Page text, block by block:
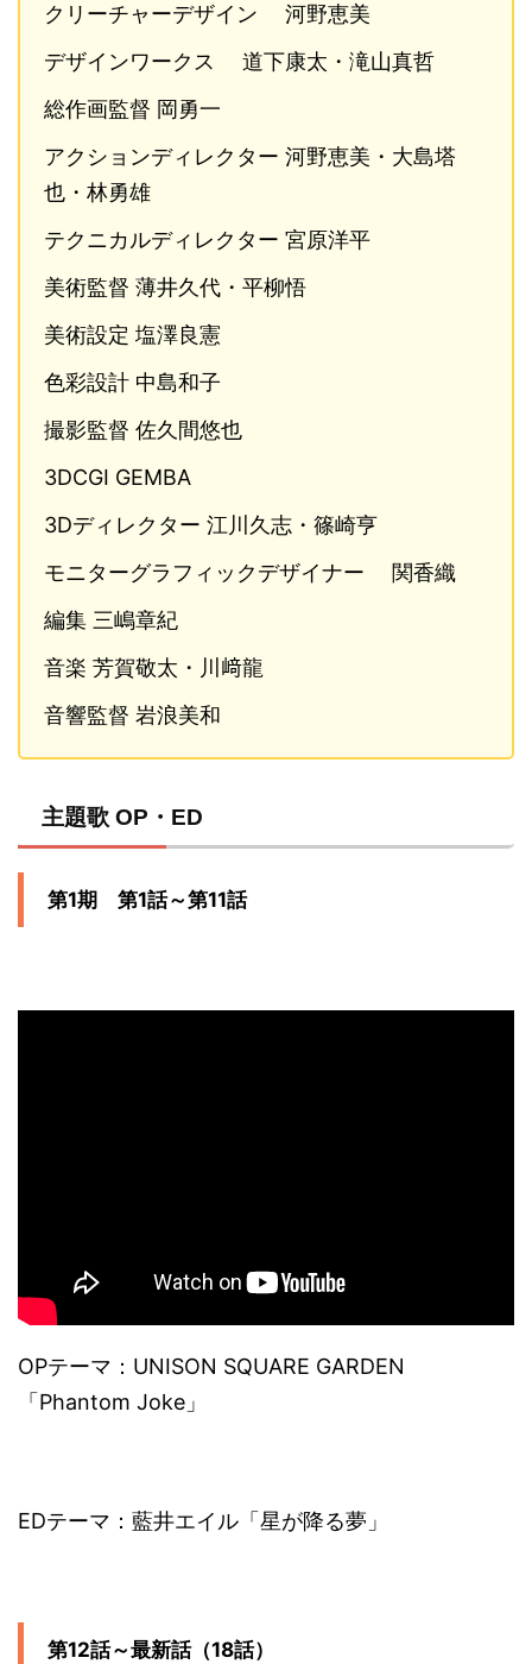
クリーチャーデザイン 河野恵美
デザインワークス 道下康太・滝山真哲
総作画監督 岡勇一
アクションディレクター 河野恵美・大島塔
也・林勇雄
テクニカルディレクター 宮原洋平
美術監督 薄井久代・平柳悟
美術設定 塩澤良憲
色彩設計 中島和子
撮影監督 佐久間悠也
3DCGI GEMBA
3Dディレクター 江川久志・篠崎亨
モニターグラフィックデザイナー 関香織
編集 三嶋章紀
音楽 芳賀敬太・川﨑龍
音響監督 岩浪美和
主題歌 OP・ED
第1期 第1話～第11話
OPテーマ：UNISON SQUARE GARDEN
「Phantom Joke」
EDテーマ：藍井エイル「星が降る夢」
第12話～最新話（18話）